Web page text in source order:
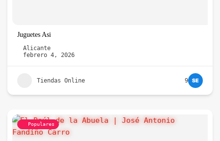
Juguetes Asi
Alicante
febrero 4, 2026
Tiendas Online 9
Populares